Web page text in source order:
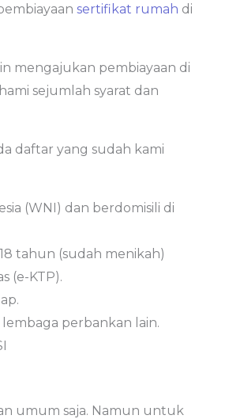
sertifikat rumah di
mengajukan pembiayaan di
sejumlah syarat dan
daftar yang sudah kami
(WNI) dan berdomisili di
tahun (sudah menikah)
(e-KTP).
perbankan lain.
umum saja. Namun untuk